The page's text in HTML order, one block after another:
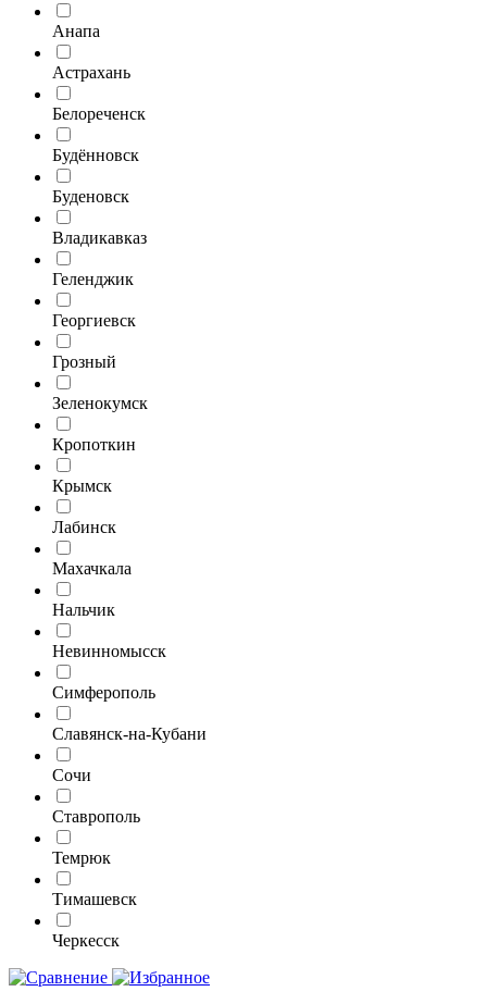
Анапа
Астрахань
Белореченск
Будённовск
Буденовск
Владикавказ
Геленджик
Георгиевск
Грозный
Зеленокумск
Кропоткин
Крымск
Лабинск
Махачкала
Нальчик
Невинномысск
Симферополь
Славянск-на-Кубани
Сочи
Ставрополь
Темрюк
Тимашевск
Черкесск